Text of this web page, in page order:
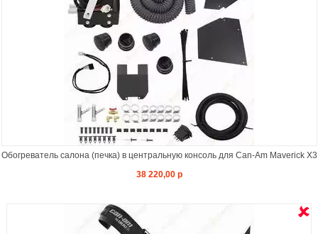
Обогреватель салона (печка) в центральную консоль для Can-Am Maverick X3
38 220,00 р